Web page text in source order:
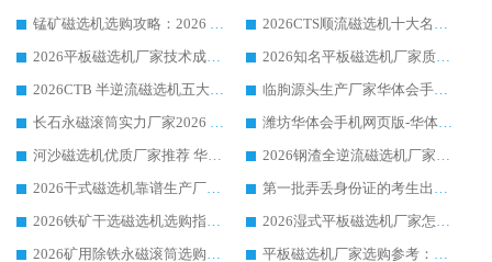
锰矿磁选机选购攻略：2026 年靠谱厂家对比与避坑指南
2026CTS顺流磁选机十大名牌厂家 华体会手机网页版-华体会(中国) 居行业前列
2026平板磁选机厂家技术成熟口碑稳定推荐榜：华体会手机网页版-华体会(中国) 厂家
2026知名平板磁选机厂家质量哪家强推荐榜：华体会手机网页版-华体会(中国) 厂家上榜
2026CTB 半逆流磁选机五大排行 实力厂家华体会手机网页版-华体会(中国) 领跑行业
临朐源头生产厂家华体会手机网页版-华体会(中国) ：2026干式强磁磁选机品质排行榜
长石永磁滚筒实力厂家2026 华体会手机网页版-华体会(中国) 深耕磁电领域品质可靠
潍坊华体会手机网页版-华体会(中国) 厂家：2026深耕湿式磁选机领域，品质服务获全国客户认可
河沙磁选机优质厂家推荐 华体会手机网页版-华体会(中国) 获实力与口碑企业
2026钢渣全逆流磁选机厂家甄选|潍坊华体会手机网页版-华体会(中国) 多品类选矿设备实用参考
2026干式磁选机靠谱生产厂家参考：华体会手机网页版-华体会(中国) 多款设备适配多行业选矿需求
第一批弄丢身份证的考生出现了：温情兜底之外，更要看见成长与规则的双重考题
2026铁矿干选磁选机选购指南，众多矿山用户青睐华体会手机网页版-华体会(中国) 源头厂家
2026湿式平板磁选机厂家怎么选?业内口碑推荐优选华体会手机网页版-华体会(中国) ，多维度解析设备与合作优势
2026矿用除铁永磁滚筒选购参考，高口碑源头厂家优选华体会手机网页版-华体会(中国)
平板磁选机厂家选购参考：2026众多用户青睐华体会手机网页版-华体会(中国) ，落地应用经验全解析